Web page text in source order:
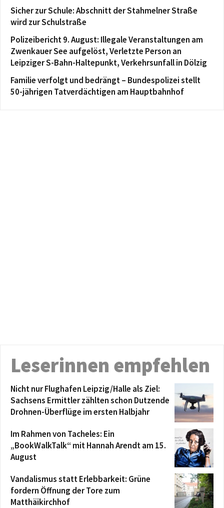
Sicher zur Schule: Abschnitt der Stahmelner Straße
wird zur Schulstraße
Polizeibericht 9. August: Illegale Veranstaltungen am
Zwenkauer See aufgelöst, Verletzte Person an
Leipziger S-Bahn-Haltepunkt, Verkehrsunfall in Dölzig
Familie verfolgt und bedrängt – Bundespolizei stellt
50-jährigen Tatverdächtigen am Hauptbahnhof
Leserinnen empfehlen
Nicht nur Flughafen Leipzig/Halle als Ziel:
Sachsens Ermittler zählten schon Dutzende
Drohnen-Überflüge im ersten Halbjahr
Im Rahmen von Tacheles: Ein
„BookWalkTalk“ mit Hannah Arendt am 15.
August
Vandalismus statt Erlebbarkeit: Grüne
fordern Öffnung der Tore zum
Matthäikirchhof